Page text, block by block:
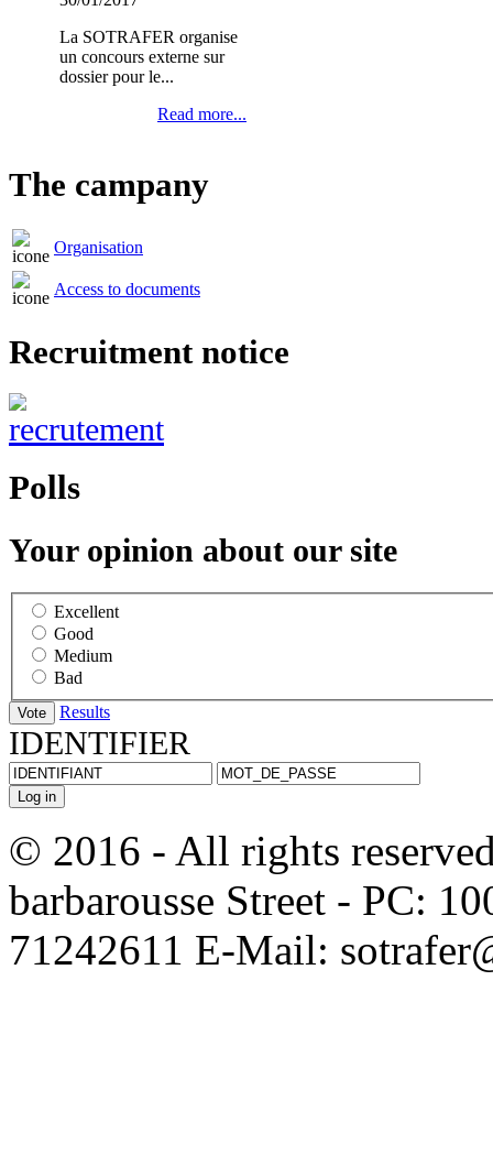
La SOTRAFER organise
un concours externe sur
dossier pour le...
Read more...
The campany
Organisation
Access to documents
Recruitment notice
Polls
Your opinion about our site
Excellent
Good
Medium
Bad
Results
IDENTIFIER
© 2016 - All rights
barbarousse Street - PC:
71242611 E-Mail: